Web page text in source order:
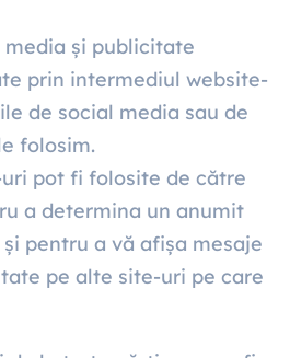
media și publicitate
prin intermediul website-
de social media sau de
folosim.
pot fi folosite de către
a determina un anumit
pentru a vă afișa mesaje
pe alte site-uri pe care